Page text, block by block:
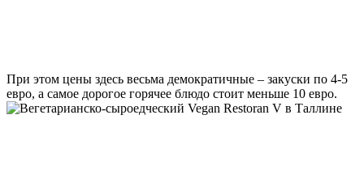
При этом цены здесь весьма демократичные – закуски по 4-5
евро, а самое дорогое горячее блюдо стоит меньше 10 евро.